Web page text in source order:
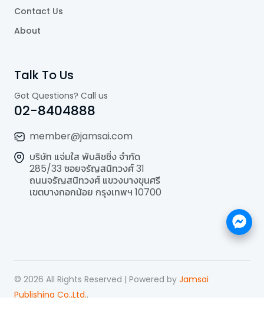
Contact Us
About
Talk To Us
Got Questions? Call us
02-8404888
member@jamsai.com
บริษัท แจ่มใส พับลิชชิ่ง จำกัด
285/33 ซอยจรัญสนิทวงศ์ 31
ถนนจรัญสนิทวงศ์ แขวงบางขุนศรี
เขตบางกอกน้อย กรุงเทพฯ 10700
© 2026 All Rights Reserved | Powered by Jamsai
Publishing Co.,Ltd..